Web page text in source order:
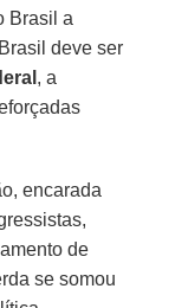
Brasil a
deve ser
, a
encarada
de
se somou